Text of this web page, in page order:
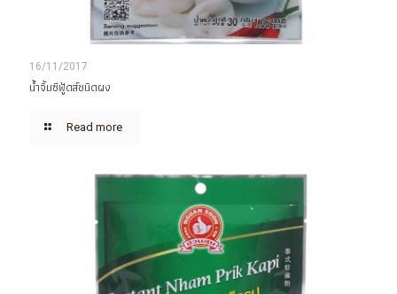
16/11/2017
น้ำจิ้มซีฟู้ดส์ชนิดผง
Read more